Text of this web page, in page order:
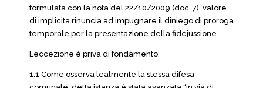
formulata con la nota del 22/10/2009 (doc. 7), valore
di implicita rinuncia ad impugnare il diniego di proroga
temporale per la presentazione della fidejussione.
L’eccezione è priva di fondamento.
1.1 Come osserva lealmente la stessa difesa